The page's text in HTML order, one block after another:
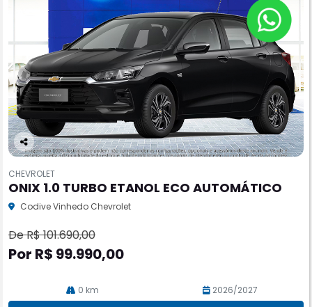
Co
pa
rtil
he
CHEVROLET
ONIX 1.0 TURBO ETANOL ECO AUTOMÁTICO
Codive Vinhedo Chevrolet
De R$ 101.690,00
Por R$ 99.990,00
0 km 2026/2027